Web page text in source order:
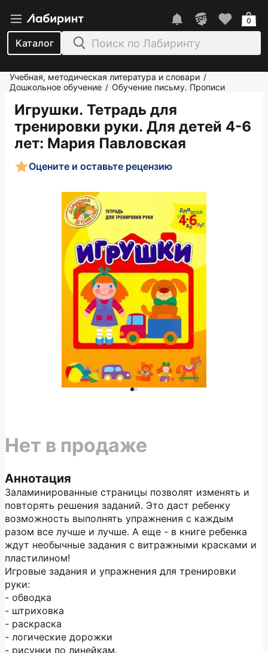
Каталог
0
Учебная, методическая литература и словари /
Дошкольное обучение / Обучение письму. Прописи
Игрушки. Тетрадь для
тренировки руки. Для детей 4-6
лет: Мария Павловская
Оцените и оставьте рецензию
Аннотация
Заламинированные страницы позволят изменять и
повторять решения заданий. Это даст ребенку
возможность выполнять упражнения с каждым
разом все лучше и лучше. А еще - в книге ребенка
ждут необычные задания с витражными красками и
пластилином!
Игровые задания и упражнения для тренировки
руки:
- обводка
- штриховка
- раскраска
- логические дорожки
- рисунки по линейкам.
Нет в продаже